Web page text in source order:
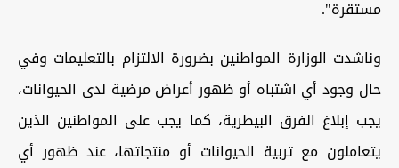
مستقرة".
وناشدت الوزارة المواطنين بضرورة الالتزام بالتعليمات وفي
حال وجود أي اشتباه أو ظهور أعراض مرضية لدى الحيوانات،
يجب إبلاغ الفرق البيطرية، كما يجب على المواطنين الذين
يتعاملون مع تربية الحيوانات أو منتجاتها، عند ظهور أي